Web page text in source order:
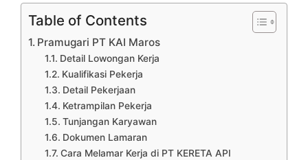
Table of Contents
Pramugari PT KAI Maros
Detail Lowongan Kerja
Kualifikasi Pekerja
Detail Pekerjaan
Ketrampilan Pekerja
Tunjangan Karyawan
Dokumen Lamaran
Cara Melamar Kerja di PT KERETA API